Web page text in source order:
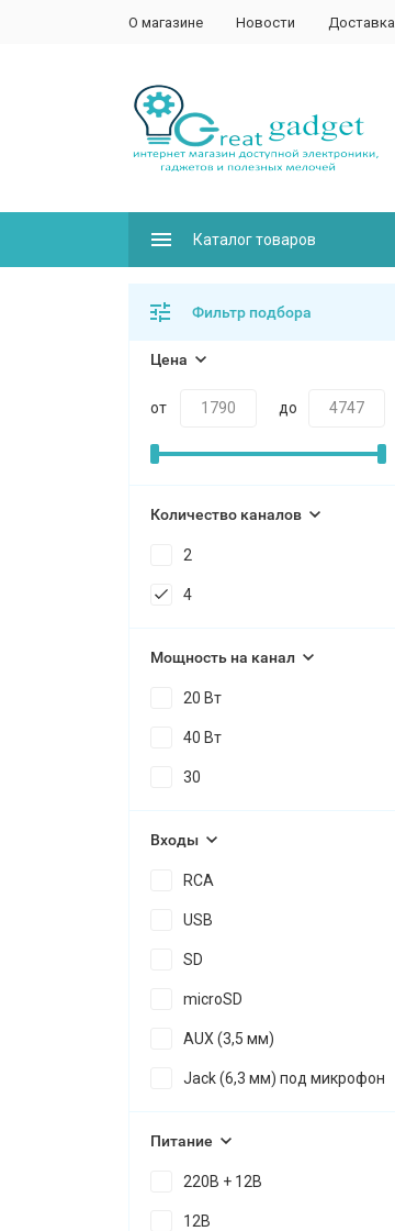
О магазине Новости Доставка
Каталог товаров
Фильтр подбора
Цена
от до
Количество каналов
2
4
Мощность на канал
20 Вт
40 Вт
30
Входы
RCA
USB
SD
microSD
AUX (3,5 мм)
Jack (6,3 мм) под микрофон
Питание
220В + 12В
12В